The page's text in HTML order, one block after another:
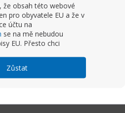
že obsah této webové
pro obyvatele EU a že v
účtu na
se na mě nebudou
EU. Přesto chci
Zůstat
kteří prokáží vysokou míru
progresivní technologické